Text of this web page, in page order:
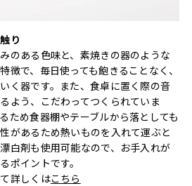
り
のある色味と、素焼きの器のような
徴で、毎日使っても飽きることなく、
く器です。また、食卓に置く際の音
よう、こだわってつくられていま
ため食器棚やテーブルから落としても
があるため熱いものを入れて運ぶと
白剤も使用可能なので、お手入れが
ポイントです。
詳しくはこちら